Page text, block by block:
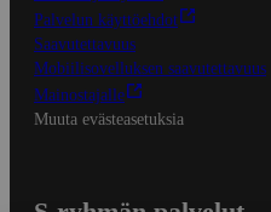
Palvelun käyttöehdot
Saavutettavuus
Mobiilisovelluksen saavutettavuus
Mainostajalle
Muuta evästeasetuksia